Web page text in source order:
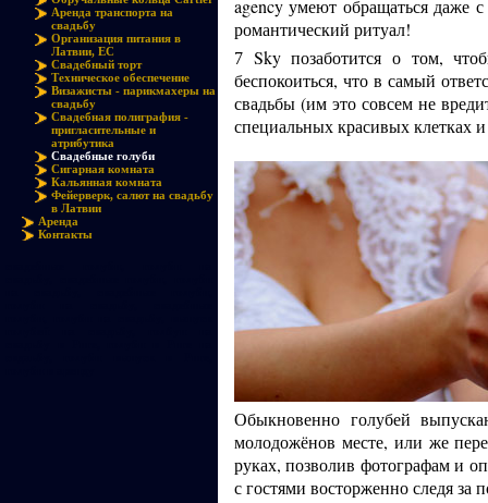
Аренда транспорта на
свадьбу
Организация питания в
Латвии, ЕС
Свадебный торт
Техническое обеспечение
Визажисты - парикмахеры на
свадьбу
Свадебная полиграфия -
пригласительные и
атрибутика
Свадебные голуби
Сигарная комната
Кальянная комната
Фейерверк, салют на свадьбу
в Латвии
Аренда
Контакты
agency умеют обращаться даже
романтический ритуал!
7 Sky позаботится о том,
беспокоиться, что в самый
свадьбы (им это совсем не
специальных красивых клетках
Обыкновенно голубей
молодожёнов месте, или же
руках, позволив фотографам и
с гостями восторженно следя